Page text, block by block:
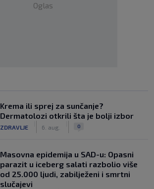
Oglas
Krema ili sprej za sunčanje?
Dermatolozi otkrili šta je bolji izbor
ZDRAVLJE 6. aug. 0
Masovna epidemija u SAD-u: Opasni
parazit u iceberg salati razbolio više
od 25.000 ljudi, zabilježeni i smrtni
slučajevi